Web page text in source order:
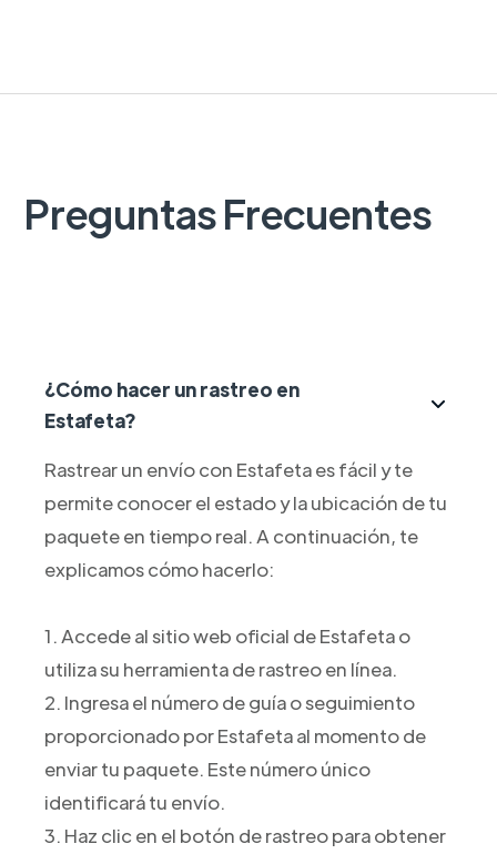
Preguntas Frecuentes
¿Cómo hacer un rastreo en
Estafeta?
Rastrear un envío con Estafeta es fácil y te
permite conocer el estado y la ubicación de tu
paquete en tiempo real. A continuación, te
explicamos cómo hacerlo:
1. Accede al sitio web oficial de Estafeta o
utiliza su herramienta de rastreo en línea.
2. Ingresa el número de guía o seguimiento
proporcionado por Estafeta al momento de
enviar tu paquete. Este número único
identificará tu envío.
3. Haz clic en el botón de rastreo para obtener